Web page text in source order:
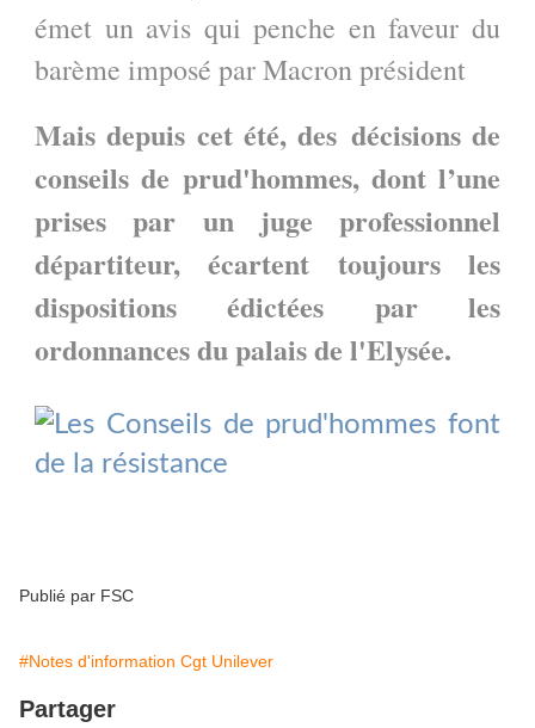
émet un avis qui penche en faveur du
barème imposé par Macron président
Mais depuis cet été, des décisions de
conseils de prud'hommes, dont l’une
prises par un juge professionnel
départiteur, écartent toujours les
dispositions édictées par les
ordonnances du palais de l'Elysée.
Publié par FSC
#Notes d'information Cgt Unilever
Partager